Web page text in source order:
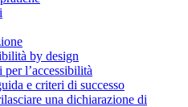
by design
l’accessibilità
e criteri di successo
una dichiarazione di